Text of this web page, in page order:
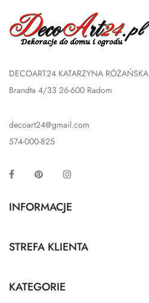
DECOART24 KATARZYNA RÓŻAŃSKA
Brandta 4/33 26-600 Radom
decoart24@gmail.com
574-000-825
Facebook Pinterest
INFORMACJE
STREFA KLIENTA
KATEGORIE